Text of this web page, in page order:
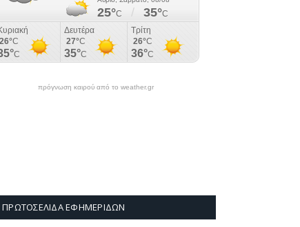
πρόγνωση καιρού από το weather.gr
ΠΡΩΤΟΣΈΛΙΔΑ ΕΦΗΜΕΡΊΔΩΝ